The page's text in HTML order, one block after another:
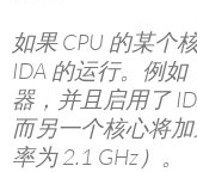
如果 CPU 的某个
IDA 的运行。例
器，并且启用了
而另一个核心将
率为 2.1 GHz）。